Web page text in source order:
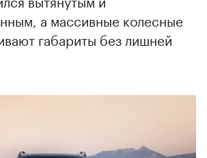
а массивные колесные
габариты без лишней